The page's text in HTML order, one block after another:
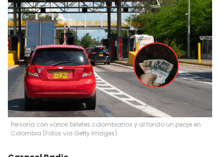
Persona con varios billetes colombianos y al fondo un peaje en
Colombia (Fotos vía Getty Images)